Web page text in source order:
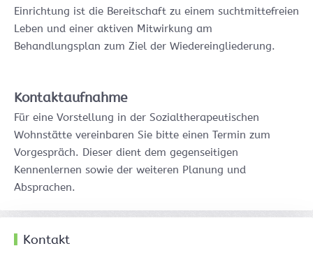
Einrichtung ist die Bereitschaft zu einem suchtmittefreien
Leben und einer aktiven Mitwirkung am
Behandlungsplan zum Ziel der Wiedereingliederung.
Kontaktaufnahme
Für eine Vorstellung in der Sozialtherapeutischen
Wohnstätte vereinbaren Sie bitte einen Termin zum
Vorgespräch. Dieser dient dem gegenseitigen
Kennenlernen sowie der weiteren Planung und
Absprachen.
Kontakt